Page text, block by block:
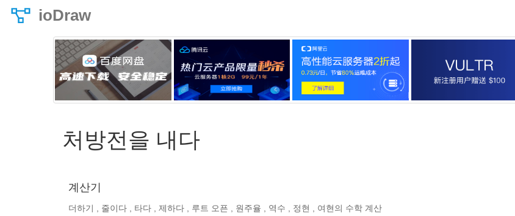
ioDraw
처방전을 내다
계산기
더하기 , 줄이다 , 타다 , 제하다 , 루트 오픈 , 원주율 , 역수 , 정현 , 여현의 수학 계산